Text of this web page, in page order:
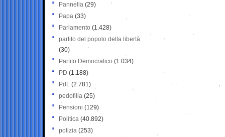
Pannella (29)
Papa (33)
Parlamento (1.428)
partito del popolo della libertà
(30)
Partito Democratico (1.034)
PD (1.188)
PdL (2.781)
pedofilia (25)
Pensioni (129)
Politica (40.892)
polizia (253)